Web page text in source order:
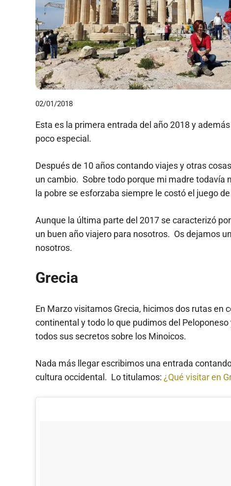
02/01/2018
Esta es la primera entrada del año 2018 y
poco especial.
Después de 10 años contando viajes y otras
un cambio. Sobre todo porque mi madre todavía
la pobre se esforzaba siempre le costó el juego
Aunque la última parte del 2017 se caracterizó
un buen año viajero para nosotros. Os dejamos
nosotros.
Grecia
En Marzo visitamos Grecia, hicimos dos rutas en
continental y todo lo que pudimos del
todos sus secretos sobre los Minoicos.
Nada más llegar escribimos una entrada
cultura occidental. Lo titulamos: ¿Qué visitar en